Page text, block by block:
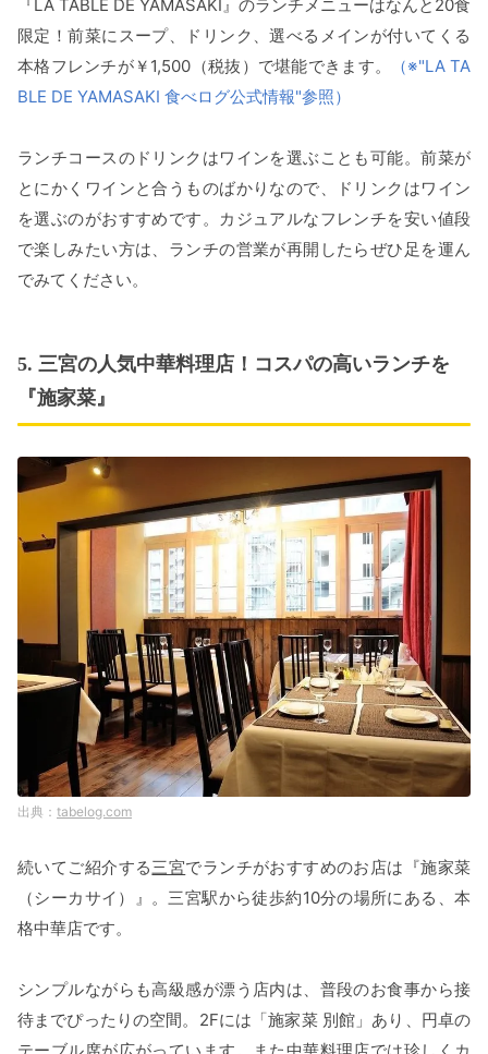
『LA TABLE DE YAMASAKI』のランチメニューはなんと20食
限定！前菜にスープ、ドリンク、選べるメインが付いてくる
本格フレンチが￥1,500（税抜）で堪能できます。
（※"LA TA
BLE DE YAMASAKI 食べログ公式情報"参照）
ランチコースのドリンクはワインを選ぶことも可能。前菜が
とにかくワインと合うものばかりなので、ドリンクはワイン
を選ぶのがおすすめです。カジュアルなフレンチを安い値段
で楽しみたい方は、ランチの営業が再開したらぜひ足を運ん
でみてください。
5. 三宮の人気中華料理店！コスパの高いランチを
『施家菜』
tabelog.com
続いてご紹介する三宮でランチがおすすめのお店は『施家菜
（シーカサイ）』。三宮駅から徒歩約10分の場所にある、本
格中華店です。
シンプルながらも高級感が漂う店内は、普段のお食事から接
待までぴったりの空間。2Fには「施家菜 別館」あり、円卓の